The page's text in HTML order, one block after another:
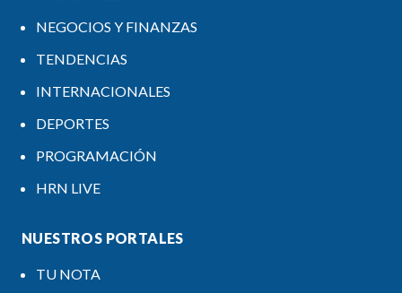
NEGOCIOS Y FINANZAS
TENDENCIAS
INTERNACIONALES
DEPORTES
PROGRAMACIÓN
HRN LIVE
NUESTROS PORTALES
TU NOTA